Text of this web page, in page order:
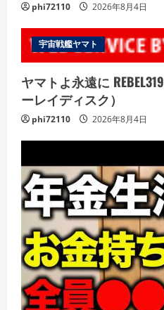
phi72110 2026年8月4日
宇宙戦艦ヤマト
ヤマトよ永遠に
ーレイディスク）
phi72110 2026年8月4日